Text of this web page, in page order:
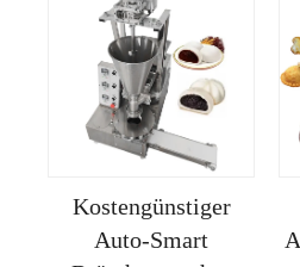
Kostengünstiger
Auto-Smart